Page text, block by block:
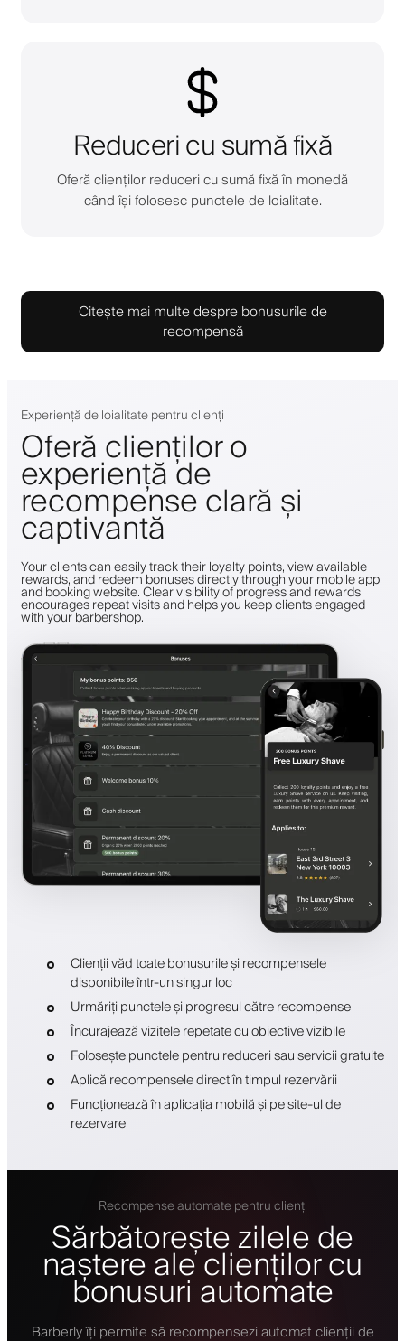
Reduceri cu sumă fixă
Oferă clienților reduceri cu sumă fixă în monedă
când își folosesc punctele de loialitate.
Citește mai multe despre bonusurile de
recompensă
Experiență de loialitate pentru clienți
Oferă clienților o
experiență de
recompense clară și
captivantă
Your clients can easily track their loyalty points, view available
rewards, and redeem bonuses directly through your mobile app
and booking website. Clear visibility of progress and rewards
encourages repeat visits and helps you keep clients engaged
with your barbershop.
Clienții văd toate bonusurile și recompensele
disponibile într-un singur loc
Urmăriți punctele și progresul către recompense
Încurajează vizitele repetate cu obiective vizibile
Folosește punctele pentru reduceri sau servicii gratuite
Aplică recompensele direct în timpul rezervării
Funcționează în aplicația mobilă și pe site-ul de
rezervare
Recompense automate pentru clienți
Sărbătorește zilele de
naștere ale clienților cu
bonusuri automate
Barberly îți permite să recompensezi automat clienții de